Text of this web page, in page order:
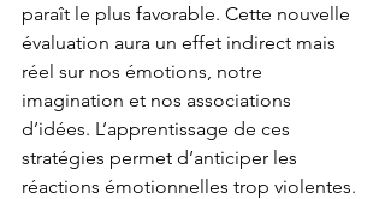
paraît le plus favorable. Cette nouvelle
évaluation aura un effet indirect mais
réel sur nos émotions, notre
imagination et nos associations
d’idées. L’apprentissage de ces
stratégies permet d’anticiper les
réactions émotionnelles trop violentes.